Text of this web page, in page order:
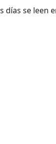
días se leen